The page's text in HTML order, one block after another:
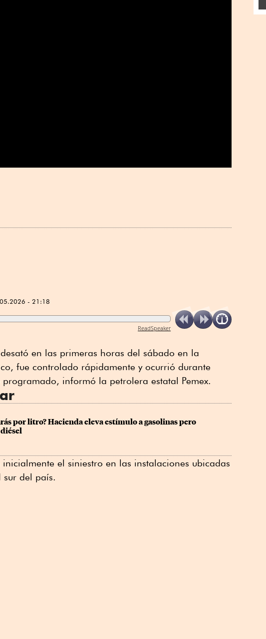
- 21:18
ReadSpeaker
en las primeras horas del ⁠sábado en la
fue controlado rápidamente y ocurrió durante
informó la petrolera estatal Pemex.
por litro? Hacienda eleva estímulo a gasolinas pero
el siniestro en las instalaciones ubicadas
sur del país.